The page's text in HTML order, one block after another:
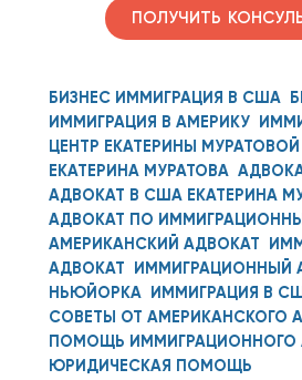
ПОЛУЧИТЬ
БИЗНЕС ИММИГРАЦИЯ В США
ИММИГРАЦИЯ В АМЕРИКУ
ЦЕНТР ЕКАТЕРИНЫ МУРАТОВОЙ
ЕКАТЕРИНА МУРАТОВА
АДВОКАТ В США ЕКАТЕРИНА
АДВОКАТ ПО
АМЕРИКАНСКИЙ АДВОКАТ
АДВОКАТ
ИММИГРАЦИОННЫЙ
НЬЮЙОРКА
ИММИГРАЦИЯ В
СОВЕТЫ ОТ АМЕРИКАНСКОГО
ПОМОЩЬ ИММИГРАЦИОННОГО
ЮРИДИЧЕСКАЯ ПОМОЩЬ